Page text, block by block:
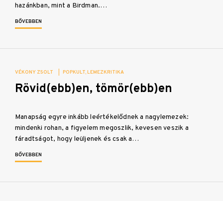
hazánkban, mint a Birdman.…
BŐVEBBEN
VÉKONY ZSOLT POPKULT LEMEZKRITIKA
Rövid(ebb)en, tömör(ebb)en
Manapság egyre inkább leértékelődnek a nagylemezek:
mindenki rohan, a figyelem megoszlik, kevesen veszik a
fáradtságot, hogy leüljenek és csak a…
BŐVEBBEN